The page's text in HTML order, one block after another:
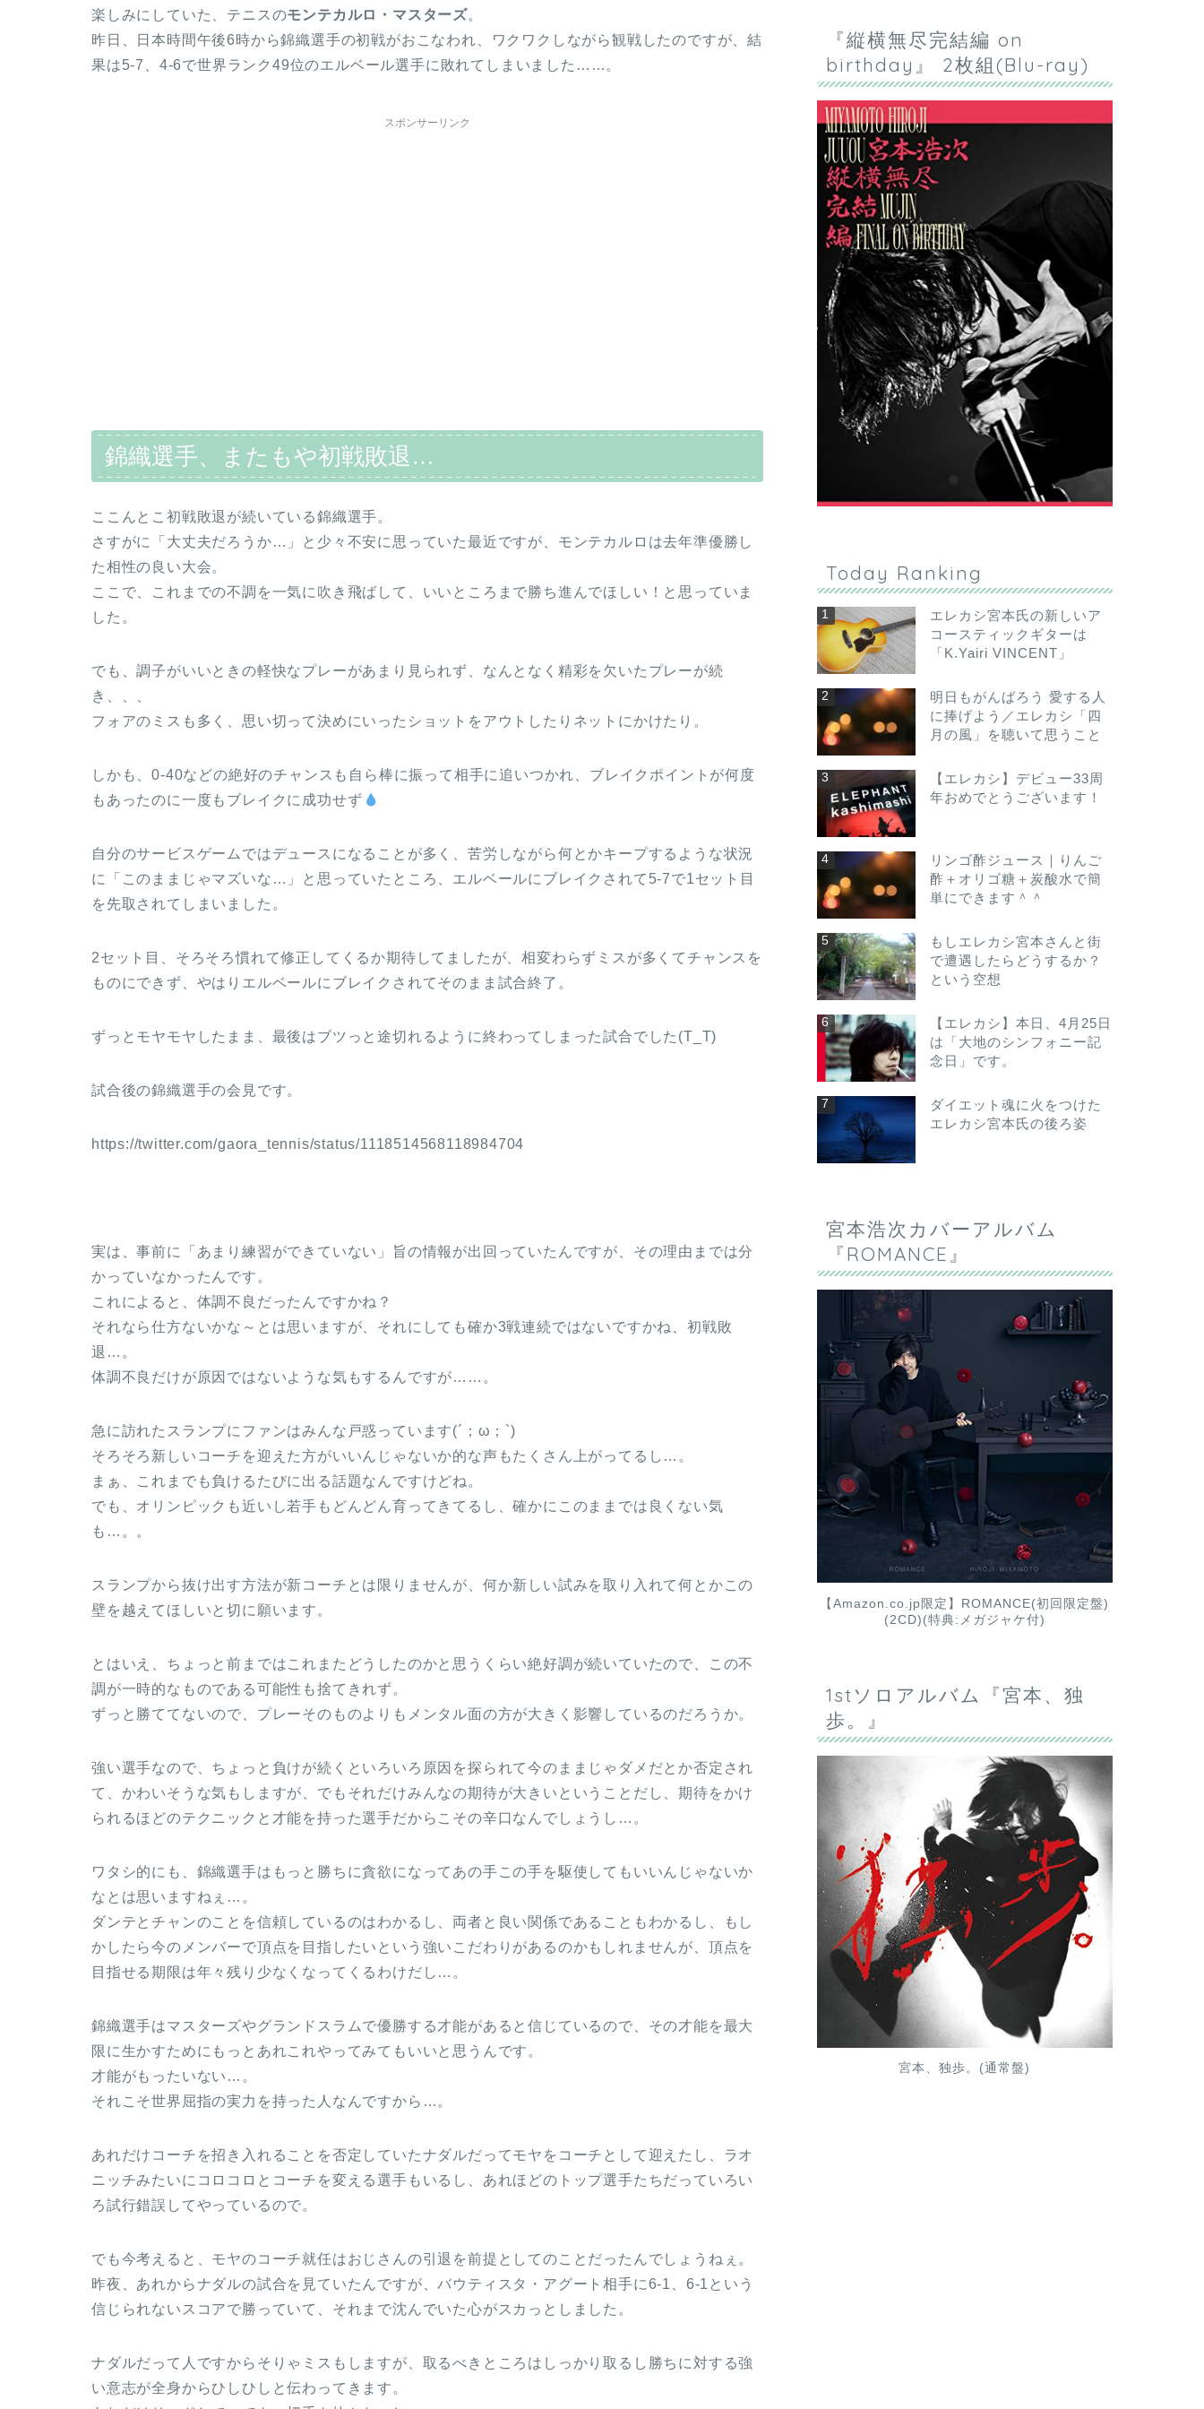
楽しみにしていた、テニスのモンテカルロ・マスターズ。
昨日、日本時間午後6時から錦織選手の初戦がおこなわれ、ワクワクしながら観戦したのですが、結
果は5‐7、4‐6で世界ランク49位のエルベール選手に敗れてしまいました……。
スポンサーリンク
錦織選手、またもや初戦敗退…
ここんとこ初戦敗退が続いている錦織選手。
さすがに「大丈夫だろうか…」と少々不安に思っていた最近ですが、モンテカルロは去年準優勝し
た相性の良い大会。
ここで、これまでの不調を一気に吹き飛ばして、いいところまで勝ち進んでほしい！と思っていま
した。
でも、調子がいいときの軽快なプレーがあまり見られず、なんとなく精彩を欠いたプレーが続
き、、、
フォアのミスも多く、思い切って決めにいったショットをアウトしたりネットにかけたり。
しかも、0‐40などの絶好のチャンスも自ら棒に振って相手に追いつかれ、ブレイクポイントが何度
もあったのに一度もブレイクに成功せず
自分のサービスゲームではデュースになることが多く、苦労しながら何とかキープするような状況
に「このままじゃマズいな…」と思っていたところ、エルベールにブレイクされて5‐7で1セット目
を先取されてしまいました。
2セット目、そろそろ慣れて修正してくるか期待してましたが、相変わらずミスが多くてチャンスを
ものにできず、やはりエルベールにブレイクされてそのまま試合終了。
ずっとモヤモヤしたまま、最後はブツっと途切れるように終わってしまった試合でした(T_T)
試合後の錦織選手の会見です。
https://twitter.com/gaora_tennis/status/1118514568118984704
実は、事前に「あまり練習ができていない」旨の情報が出回っていたんですが、その理由までは分
かっていなかったんです。
これによると、体調不良だったんですかね？
それなら仕方ないかな～とは思いますが、それにしても確か3戦連続ではないですかね、初戦敗
退…。
体調不良だけが原因ではないような気もするんですが……。
急に訪れたスランプにファンはみんな戸惑っています(´；ω；`)
そろそろ新しいコーチを迎えた方がいいんじゃないか的な声もたくさん上がってるし…。
まぁ、これまでも負けるたびに出る話題なんですけどね。
でも、オリンピックも近いし若手もどんどん育ってきてるし、確かにこのままでは良くない気
も…。。
スランプから抜け出す方法が新コーチとは限りませんが、何か新しい試みを取り入れて何とかこの
壁を越えてほしいと切に願います。
とはいえ、ちょっと前まではこれまたどうしたのかと思うくらい絶好調が続いていたので、この不
調が一時的なものである可能性も捨てきれず。
ずっと勝ててないので、プレーそのものよりもメンタル面の方が大きく影響しているのだろうか。
強い選手なので、ちょっと負けが続くといろいろ原因を探られて今のままじゃダメだとか否定され
て、かわいそうな気もしますが、でもそれだけみんなの期待が大きいということだし、期待をかけ
られるほどのテクニックと才能を持った選手だからこその辛口なんでしょうし…。
ワタシ的にも、錦織選手はもっと勝ちに貪欲になってあの手この手を駆使してもいいんじゃないか
なとは思いますねぇ…。
ダンテとチャンのことを信頼しているのはわかるし、両者と良い関係であることもわかるし、もし
かしたら今のメンバーで頂点を目指したいという強いこだわりがあるのかもしれませんが、頂点を
目指せる期限は年々残り少なくなってくるわけだし…。
錦織選手はマスターズやグランドスラムで優勝する才能があると信じているので、その才能を最大
限に生かすためにもっとあれこれやってみてもいいと思うんです。
才能がもったいない…。
それこそ世界屈指の実力を持った人なんですから…。
あれだけコーチを招き入れることを否定していたナダルだってモヤをコーチとして迎えたし、ラオ
ニッチみたいにコロコロとコーチを変える選手もいるし、あれほどのトップ選手たちだっていろい
ろ試行錯誤してやっているので。
でも今考えると、モヤのコーチ就任はおじさんの引退を前提としてのことだったんでしょうねぇ。
昨夜、あれからナダルの試合を見ていたんですが、バウティスタ・アグート相手に6‐1、6‐1という
信じられないスコアで勝っていて、それまで沈んでいた心がスカっとしました。
ナダルだって人ですからそりゃミスもしますが、取るべきところはしっかり取るし勝ちに対する強
い意志が全身からひしひしと伝わってきます。
『縦横無尽完結編 on
birthday』 2枚組(Blu-ray)
Today Ranking
エレカシ宮本氏の新しいア
コースティックギターは
「K.Yairi VINCENT」
明日もがんばろう 愛する人
に捧げよう／エレカシ「四
月の風」を聴いて思うこと
【エレカシ】デビュー33周
年おめでとうございます！
リンゴ酢ジュース｜りんご
酢＋オリゴ糖＋炭酸水で簡
単にできます＾＾
もしエレカシ宮本さんと街
で遭遇したらどうするか？
という空想
【エレカシ】本日、4月25日
は「大地のシンフォニー記
念日」です。
ダイエット魂に火をつけた
エレカシ宮本氏の後ろ姿
宮本浩次カバーアルバム
『ROMANCE』
【Amazon.co.jp限定】ROMANCE(初回限定盤)
(2CD)(特典:メガジャケ付)
1stソロアルバム『宮本、独
歩。』
宮本、独歩。(通常盤)